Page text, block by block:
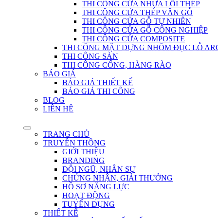
THI CÔNG CỬA NHỰA LÕI THÉP
THI CÔNG CỬA THÉP VÂN GỖ
THI CÔNG CỬA GỖ TỰ NHIÊN
THI CÔNG CỬA GỖ CÔNG NGHIỆP
THI CÔNG CỬA COMPOSITE
THI CÔNG MẶT DỰNG NHÔM ĐỤC LỖ
THI CÔNG SÀN
THI CÔNG CỔNG, HÀNG RÀO
BÁO GIÁ
BÁO GIÁ THIẾT KẾ
BÁO GIÁ THI CÔNG
BLOG
LIÊN HỆ
TRANG CHỦ
TRUYỀN THÔNG
GIỚI THIỆU
BRANDING
ĐỘI NGŨ, NHÂN SỰ
CHỨNG NHẬN, GIẢI THƯỞNG
HỒ SƠ NĂNG LỰC
HOẠT ĐỘNG
TUYỂN DỤNG
THIẾT KẾ